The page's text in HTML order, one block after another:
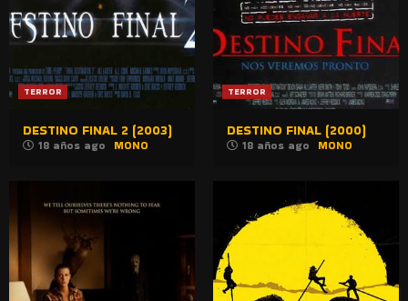
TERROR
DESTINO FINAL 2 (2003)
18 años ago MONO
TERROR
DESTINO FINAL (2000)
18 años ago MONO